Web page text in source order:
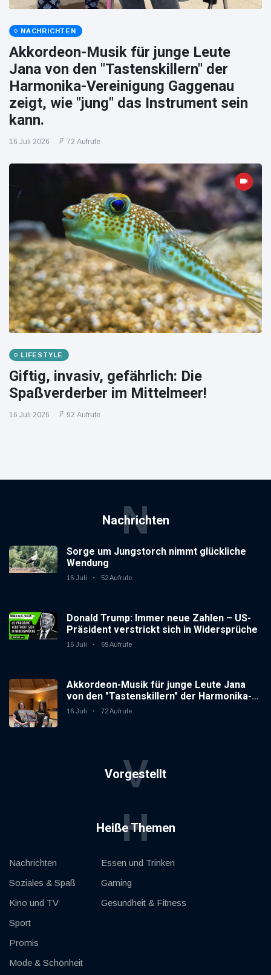
NACHRICHTEN
Akkordeon-Musik für junge Leute
Jana von den "Tastenskillern" der
Harmonika-Vereinigung Gaggenau
zeigt, wie "jung" das Instrument sein
kann.
16 Juli 2026 72 Aufrufe
LIFESTYLE
Giftig, invasiv, gefährlich: Die
Spaßverderber im Mittelmeer!
16 Juli 2026 92 Aufrufe
Nachrichten
N
Sorge um Jungstorch nimmt glückliche
Wendung
16 Juli 52 Aufrufe
Donald Trump: Immer neue Zahlen – US-
Präsident verstrickt sich in Widersprüche
16 Juli 69 Aufrufe
Akkordeon-Musik für junge Leute Jana
von den "Tastenskillern" der Harmonika-
Vereinigung Gaggenau zeigt, wie "jung"
16 Juli 72 Aufrufe
Vorgestellt
V
Heiße Themen
H
Nachrichten
Soziales & Spaß
Kino und TV
Sport
Promis
Mode & Schönheit
Essen und Trinken
Gaming
Gesundheit & Fitness